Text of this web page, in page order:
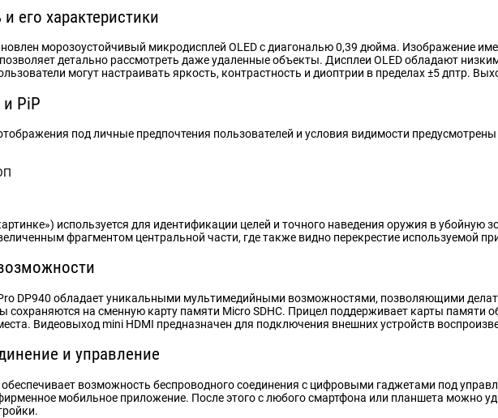
его характеристики
морозоустойчивый микродисплей OLED с диагональю 0,39 дюйма. Изображение
детально рассмотреть даже удаленные объекты. Дисплеи OLED обладают
могут настраивать яркость, контрастность и диоптрии в пределах ±5 дптр.
PiP
под личные предпочтения пользователей и условия видимости
используется для идентификации целей и точного наведения оружия в убойную
фрагментом центральной части, где также видно перекрестие используемой
DP940 обладает уникальными мультимедийными возможностями, позволяющими
сохраняются на сменную карту памяти Micro SDHC. Прицел поддерживает карты памяти
Видеовыход mini HDMI предназначен для подключения внешних устройств
и управление
возможность беспроводного соединения с цифровыми гаджетами под
мобильное приложение. После этого с любого смартфона или планшета можно